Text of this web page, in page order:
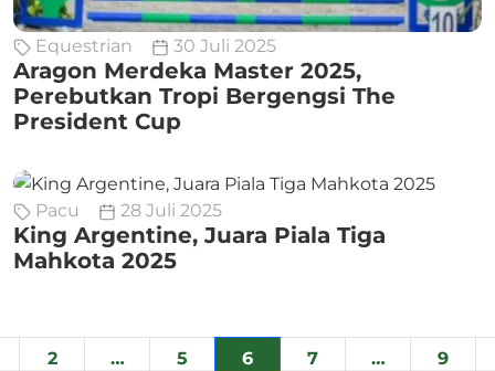
Equestrian 30 Juli 2025
Aragon Merdeka Master 2025,
Perebutkan Tropi Bergengsi The
President Cup
Pacu 28 Juli 2025
King Argentine, Juara Piala Tiga
Mahkota 2025
2 … 5 6 7 … 9